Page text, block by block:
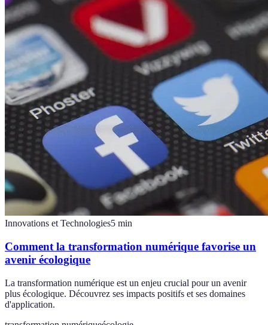
Innovations et Technologies5 min
Comment la transformation numérique favorise un
avenir écologique
La transformation numérique est un enjeu crucial pour un avenir
plus écologique. Découvrez ses impacts positifs et ses domaines
d'application.